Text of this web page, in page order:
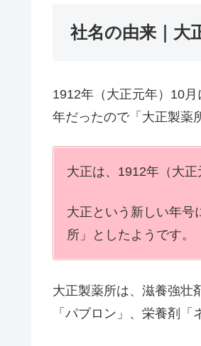
社名の由来｜大
1912年（大正元年）10
年だったので「大正製薬
大正は、1912年（大正
大正という新しい年号
所」としたようです。
大正製薬所は、滋養強壮
「パブロン」、栄養剤